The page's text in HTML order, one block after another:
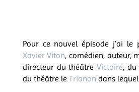
Pour ce nouvel épisode j’ai le
Xavier Viton, comédien, auteur,
directeur du théâtreVictoire, du
du théâtre le Trianon dans